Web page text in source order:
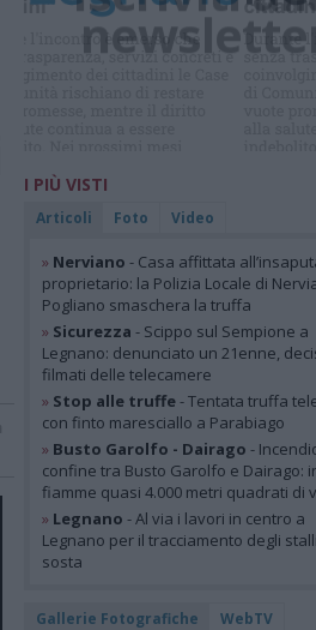
Iscriviti
I PIÙ VISTI
Articoli Foto Video
» Nerviano - Casa affittata
proprietario: la Polizia Locale di
Pogliano smaschera la truffa
» Sicurezza - Scippo sul Sempione a
Legnano: denunciato un 21enne,
filmati delle telecamere
» Stop alle truffe- Tentata truffa
con finto maresciallo a Parabiago
» Busto Garolfo - Dairago -
confine tra Busto Garolfo e Dairago:
fiamme quasi 4.000 metri quadrati di
» Legnano - Al via i lavori in centro a
Legnano per il tracciamento degli
sosta
Gallerie Fotografiche WebTV